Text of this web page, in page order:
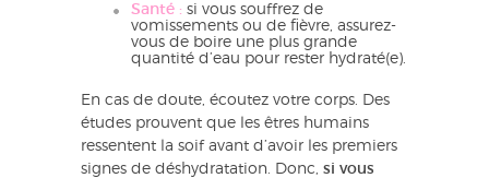
Santé : si vous souffrez de
vomissements ou de fièvre, assurez-
vous de boire une plus grande
quantité d’eau pour rester hydraté(e).
En cas de doute, écoutez votre corps. Des
études prouvent que les êtres humains
ressentent la soif avant d’avoir les premiers
signes de déshydratation. Donc, si vous